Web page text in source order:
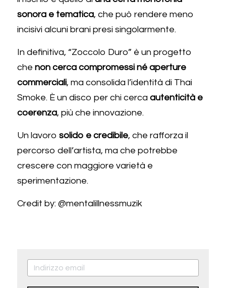
sonora e tematica, che può rendere meno
incisivi alcuni brani presi singolarmente.
In definitiva, “Zoccolo Duro” è un progetto
che non cerca compromessi né aperture
commerciali, ma consolida l’identità di Thai
Smoke. È un disco per chi cerca autenticità e
coerenza, più che innovazione.
Un lavoro solido e credibile, che rafforza il
percorso dell’artista, ma che potrebbe
crescere con maggiore varietà e
sperimentazione.
Credit by: @mentalillnessmuzik